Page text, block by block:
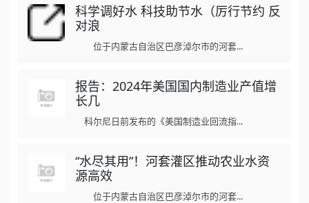
科学调好水 科技助节水（厉行节约 反
对浪
位于内蒙古自治区巴彦淖尔市的河套...
报告：2024年美国国内制造业产值增
长几
科尔尼日前发布的《美国制造业回流指...
“水尽其用”！河套灌区推动农业水资
源高效
位于内蒙古自治区巴彦淖尔市的河套...